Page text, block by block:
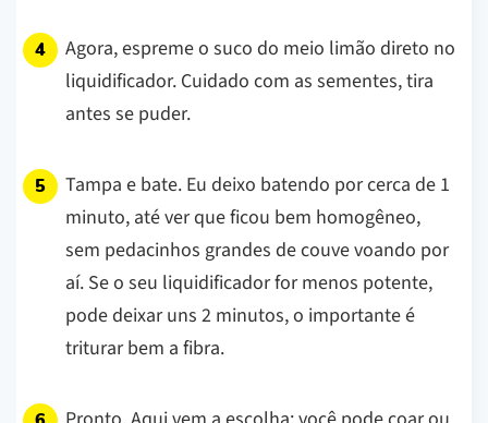
Agora, espreme o suco do meio limão direto no
liquidificador. Cuidado com as sementes, tira
antes se puder.
Tampa e bate. Eu deixo batendo por cerca de 1
minuto, até ver que ficou bem homogêneo,
sem pedacinhos grandes de couve voando por
aí. Se o seu liquidificador for menos potente,
pode deixar uns 2 minutos, o importante é
triturar bem a fibra.